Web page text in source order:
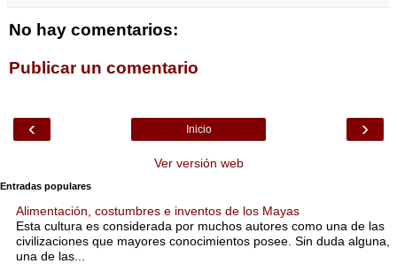
No hay comentarios:
Publicar un comentario
‹ ›
Inicio
Ver versión web
Entradas populares
Alimentación, costumbres e inventos de los Mayas
Esta cultura es considerada por muchos autores como una de las
civilizaciones que mayores conocimientos posee. Sin duda alguna,
una de las...